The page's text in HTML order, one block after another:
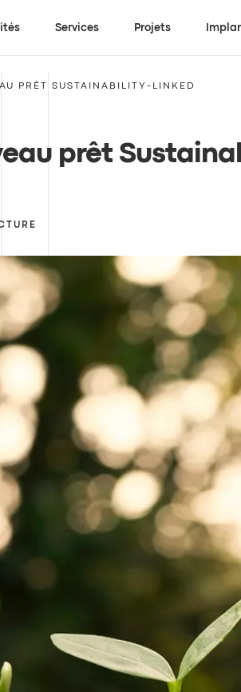
Services Projets
PRÊT SUSTAINABILITY-LINKED
prêt